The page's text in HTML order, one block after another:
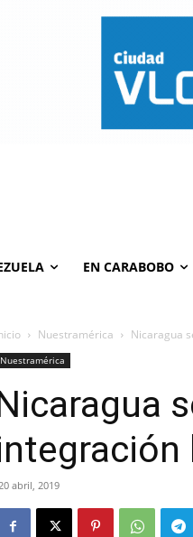
EN CARABOBO
Nuestramérica Nicaragua
Nuestramérica
abril, 2019